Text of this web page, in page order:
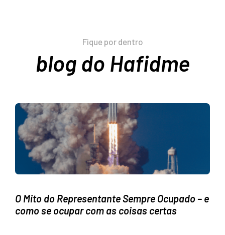
Fique por dentro
blog do Hafidme
O Mito do Representante Sempre Ocupado – e
como se ocupar com as coisas certas